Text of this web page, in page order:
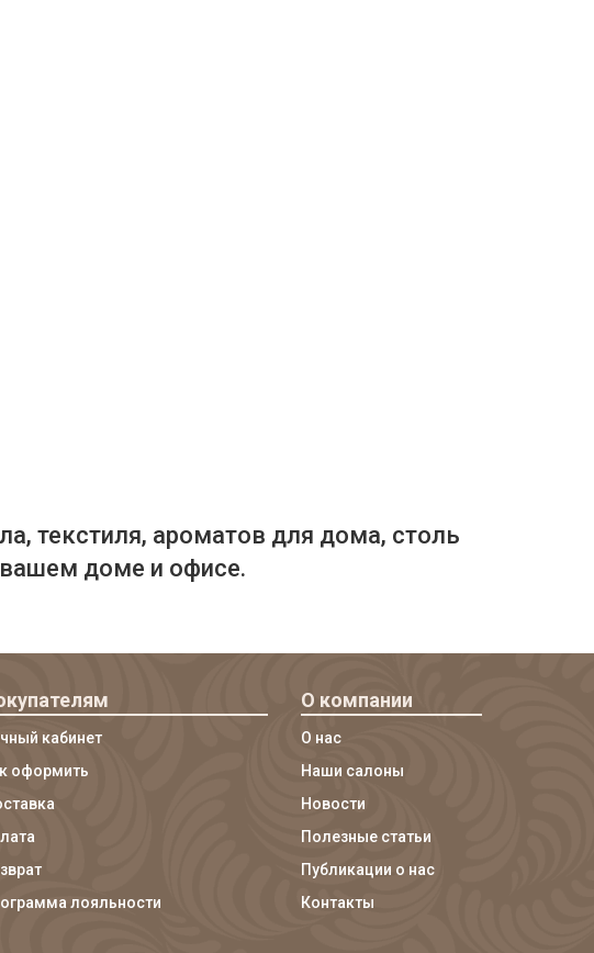
текстиля, ароматов для дома, столь
доме и офисе.
кабинет
оформить
лояльности
О компании
О нас
Наши салоны
Новости
Полезные статьи
Публикации о нас
Контакты